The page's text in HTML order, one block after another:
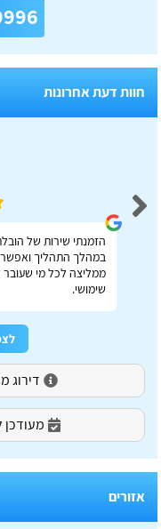
חוות דעת אחרונות
הזמנתי שירות של
במהלך התהליך ואפשר
ממליצה לכל מי
שימושי.
דירוג ממוצע 4.6
מעודכן
אזורים